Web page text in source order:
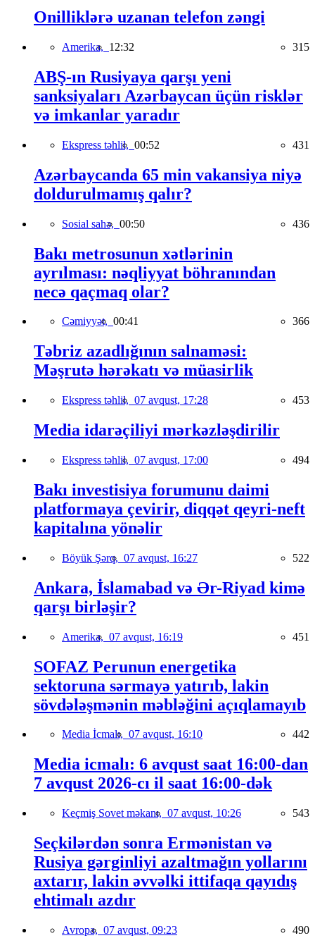
Onilliklərə uzanan telefon zəngi
Amerika, 12:32 315
ABŞ-ın Rusiyaya qarşı yeni
sanksiyaları Azərbaycan üçün risklər
və imkanlar yaradır
Ekspress təhlil, 00:52 431
Azərbaycanda 65 min vakansiya niyə
doldurulmamış qalır?
Sosial sahə, 00:50 436
Bakı metrosunun xətlərinin
ayrılması: nəqliyyat böhranından
necə qaçmaq olar?
Cəmiyyət, 00:41 366
Təbriz azadlığının salnaməsi:
Məşrutə hərəkatı və müasirlik
Ekspress təhlil, 07 avqust, 17:28 453
Media idarəçiliyi mərkəzləşdirilir
Ekspress təhlil, 07 avqust, 17:00 494
Bakı investisiya forumunu daimi
platformaya çevirir, diqqət qeyri-neft
kapitalına yönəlir
Böyük Şərq, 07 avqust, 16:27 522
Ankara, İslamabad və Ər-Riyad kimə
qarşı birləşir?
Amerika, 07 avqust, 16:19 451
SOFAZ Perunun energetika
sektoruna sərmayə yatırıb, lakin
sövdələşmənin məbləğini açıqlamayıb
Media İcmalı, 07 avqust, 16:10 442
Media icmalı: 6 avqust saat 16:00-dan
7 avqust 2026-cı il saat 16:00-dək
Keçmiş Sovet məkanı, 07 avqust, 10:26 543
Seçkilərdən sonra Ermənistan və
Rusiya gərginliyi azaltmağın yollarını
axtarır, lakin əvvəlki ittifaqa qayıdış
ehtimalı azdır
Avropa, 07 avqust, 09:23 490